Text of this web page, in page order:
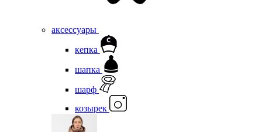
аксессуары
кепка
шапка
шарф
козырек